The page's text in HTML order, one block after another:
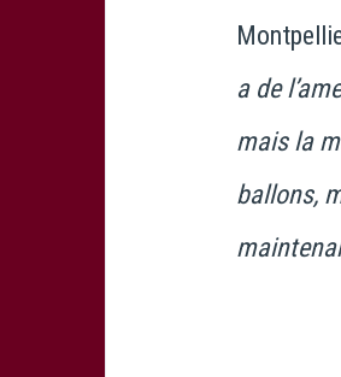
a de
mais la
ballons,